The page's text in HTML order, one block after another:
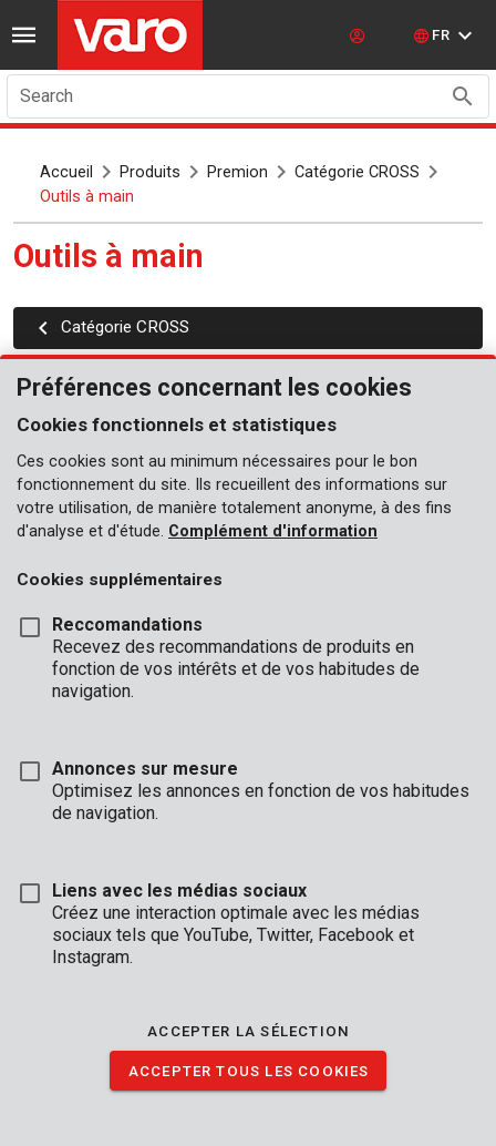
FR
Search
Accueil Produits Premion
Catégorie CROSS
Outils à main
Outils à main
Catégorie CROSS
PRER00020
Agrafeuse manuelle
Préférences concernant les cookies
Cookies fonctionnels et statistiques
Ces cookies sont au minimum nécessaires pour le bon
fonctionnement du site. Ils recueillent des informations sur
votre utilisation, de manière totalement anonyme, à des fins
d'analyse et d'étude. Complément d'information
Cookies supplémentaires
Reccomandations
Recevez des recommandations de produits en
fonction de vos intérêts et de vos habitudes de
navigation.
Annonces sur mesure
Optimisez les annonces en fonction de vos habitudes
de navigation.
Liens avec les médias sociaux
Créez une interaction optimale avec les médias
sociaux tels que YouTube, Twitter, Facebook et
Instagram.
ACCEPTER LA SÉLECTION
ACCEPTER TOUS LES COOKIES